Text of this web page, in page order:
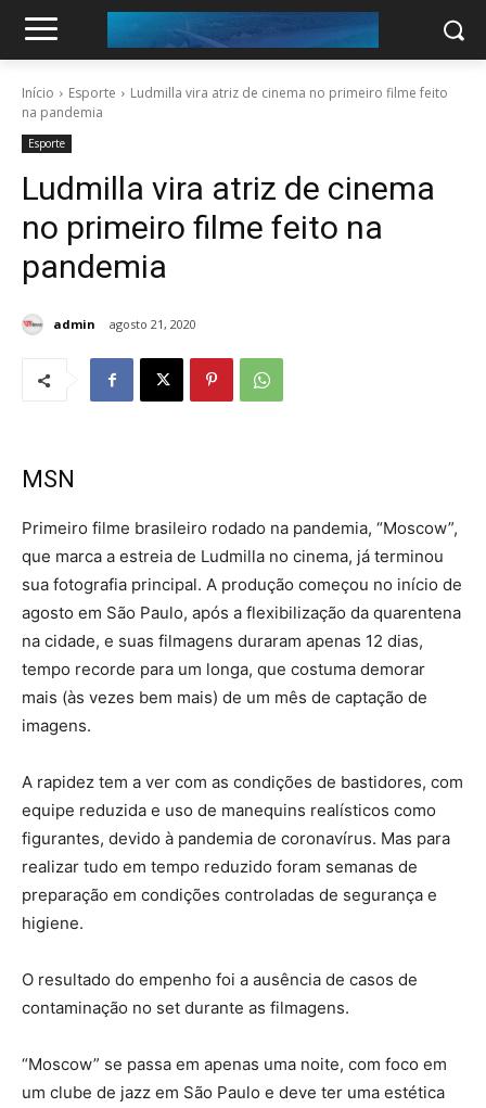
Início Esporte
Ludmilla vira atriz de cinema no primeiro filme feito
na pandemia
Esporte
Ludmilla vira atriz de cinema
no primeiro filme feito na
pandemia
admin agosto 21, 2020
MSN
Primeiro filme brasileiro rodado na pandemia, “Moscow”,
que marca a estreia de Ludmilla no cinema, já terminou
sua fotografia principal. A produção começou no início de
agosto em São Paulo, após a flexibilização da quarentena
na cidade, e suas filmagens duraram apenas 12 dias,
tempo recorde para um longa, que costuma demorar
mais (às vezes bem mais) de um mês de captação de
imagens.
A rapidez tem a ver com as condições de bastidores, com
equipe reduzida e uso de manequins realísticos como
figurantes, devido à pandemia de coronavírus. Mas para
realizar tudo em tempo reduzido foram semanas de
preparação em condições controladas de segurança e
higiene.
O resultado do empenho foi a ausência de casos de
contaminação no set durante as filmagens.
“Moscow” se passa em apenas uma noite, com foco em
um clube de jazz em São Paulo e deve ter uma estética